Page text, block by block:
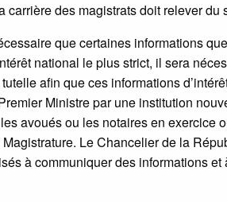
carrière des magistrats doit relever
que certaines informations
national le plus strict, il sera
afin que ces informations
Ministre par une institution
avoués ou les notaires en exercice
Le Chancelier de la
à communiquer des informations